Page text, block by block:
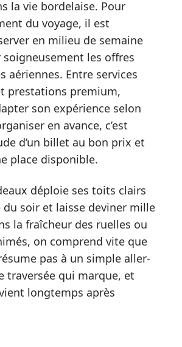
la vie bordelaise. Pour
du voyage, il est
en milieu de semaine
les offres
aériennes. Entre services
prestations premium,
son expérience selon
en avance, c’est
d’un billet au bon prix et
place disponible.
déploie ses toits clairs
soir et laisse deviner mille
la fraîcheur des ruelles ou
on comprend vite que
pas à un simple aller-
traversée qui marque, et
longtemps après